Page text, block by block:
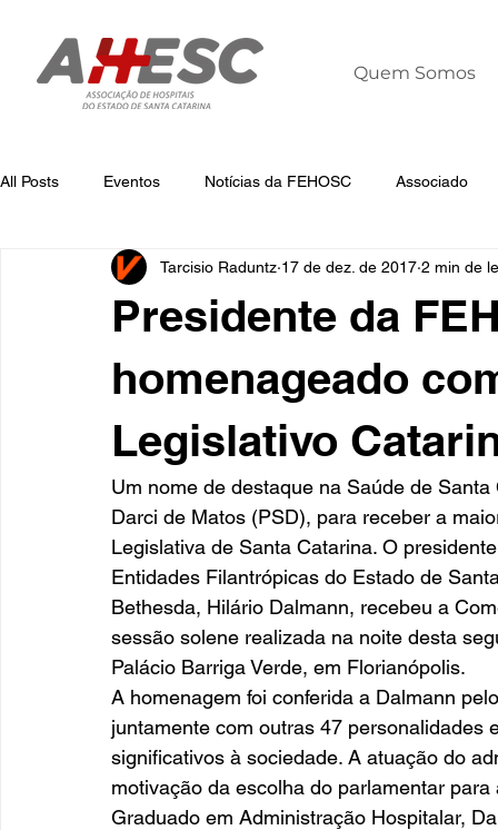
Quem Somos
All Posts Eventos Notícias da FEHOSC Associado
Notícias da AHESC Liderança Dia
Presidente da
homenageado
Legislativo
Tarcisio Raduntz 17 de dez. de 2017 2 min de
Um nome de destaque na Saúde de
Darci de Matos (PSD), para receber a
Legislativa de Santa Catarina. O
Entidades Filantrópicas do Estado de
Bethesda, Hilário Dalmann, recebeu a
sessão solene realizada na noite desta
Palácio Barriga Verde, em Florianópolis.
A homenagem foi conferida a Dalmann
juntamente com outras 47
significativos à sociedade. A atuação do
motivação da escolha do parlamentar
Graduado em Administração Hospitalar,